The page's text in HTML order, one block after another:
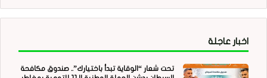
اخبار عاجلة
تحت شعار “الوقاية تبدأ باختيارك”.. صندوق مكافحة